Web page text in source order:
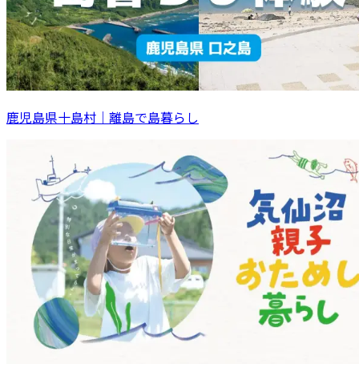
鹿児島県十島村｜離島で島暮らし